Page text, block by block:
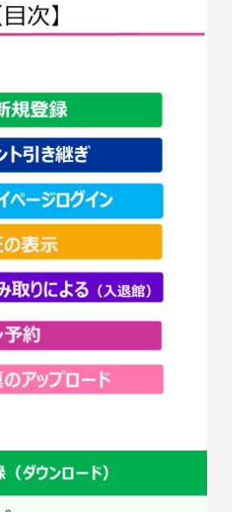
ント